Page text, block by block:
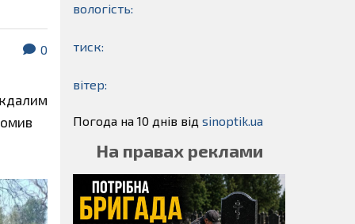
0
вологість:
тиск:
вітер:
Погода на 10 днів від sinoptik.ua
На правах реклами